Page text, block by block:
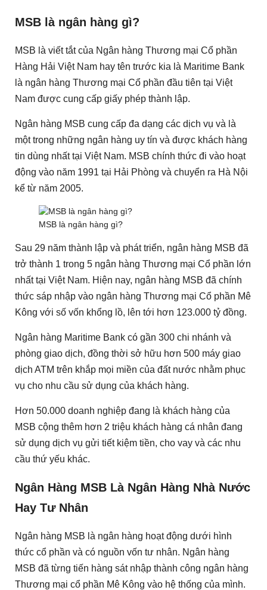
MSB là ngân hàng gì?
MSB là viết tắt của Ngân hàng Thương mại Cổ phần
Hàng Hải Việt Nam hay tên trước kia là Maritime Bank
là ngân hàng Thương mại Cổ phần đầu tiên tại Việt
Nam được cung cấp giấy phép thành lập.
Ngân hàng MSB cung cấp đa dạng các dịch vụ và là
một trong những ngân hàng uy tín và được khách hàng
tin dùng nhất tại Việt Nam. MSB chính thức đi vào hoạt
động vào năm 1991 tại Hải Phòng và chuyển ra Hà Nội
kể từ năm 2005.
MSB là ngân hàng gì?
Sau 29 năm thành lập và phát triển, ngân hàng MSB đã
trở thành 1 trong 5 ngân hàng Thương mại Cổ phần lớn
nhất tại Việt Nam. Hiện nay, ngân hàng MSB đã chính
thức sáp nhập vào ngân hàng Thương mại Cổ phần Mê
Kông với số vốn khổng lồ, lên tới hơn 123.000 tỷ đồng.
Ngân hàng Maritime Bank có gần 300 chi nhánh và
phòng giao dịch, đồng thời sở hữu hơn 500 máy giao
dịch ATM trên khắp mọi miền của đất nước nhằm phục
vụ cho nhu cầu sử dụng của khách hàng.
Hơn 50.000 doanh nghiệp đang là khách hàng của
MSB cộng thêm hơn 2 triệu khách hàng cá nhân đang
sử dụng dịch vụ gửi tiết kiệm tiền, cho vay và các nhu
cầu thứ yếu khác.
Ngân Hàng MSB Là Ngân Hàng Nhà Nước
Hay Tư Nhân
Ngân hàng MSB là ngân hàng hoạt động dưới hình
thức cổ phần và có nguồn vốn tư nhân. Ngân hàng
MSB đã từng tiến hàng sát nhập thành công ngân hàng
Thương mại cổ phần Mê Kông vào hệ thống của mình.